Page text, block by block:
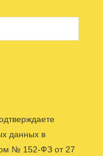
данных в
№ 152-ФЗ от 27